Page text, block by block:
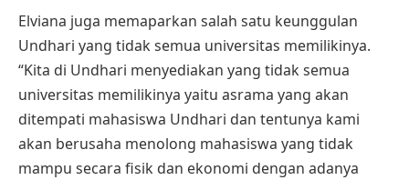
Elviana juga memaparkan salah satu keunggulan
Undhari yang tidak semua universitas memilikinya.
“Kita di Undhari menyediakan yang tidak semua
universitas memilikinya yaitu asrama yang akan
ditempati mahasiswa Undhari dan tentunya kami
akan berusaha menolong mahasiswa yang tidak
mampu secara fisik dan ekonomi dengan adanya